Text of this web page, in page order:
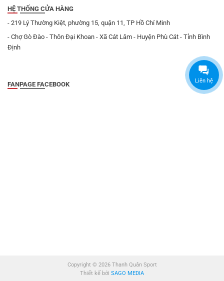
HỆ THỐNG CỬA HÀNG
- 219 Lý Thường Kiệt, phường 15, quận 11, TP Hồ Chí Minh
- Chợ Gò Đào - Thôn Đại Khoan - Xã Cát Lâm - Huyện Phù Cát - Tỉnh Bình
Định
FANPAGE FACEBOOK
Copyright © 2026 Thanh Quân Sport
Thiết kế bởi SAGO MEDIA
Liên hệ